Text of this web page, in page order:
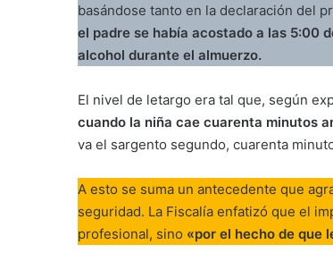
basándose tanto en la declaración del
el padre se había acostado a las 5:00
alcohol durante el almuerzo.
El nivel de letargo era tal que, según
cuando la niña cae cuarenta minutos
va el sargento segundo, cuarenta
A esto se suma un antecedente que
seguridad. La Fiscalía enfatizó que el
profesional, sino «por el hecho de que